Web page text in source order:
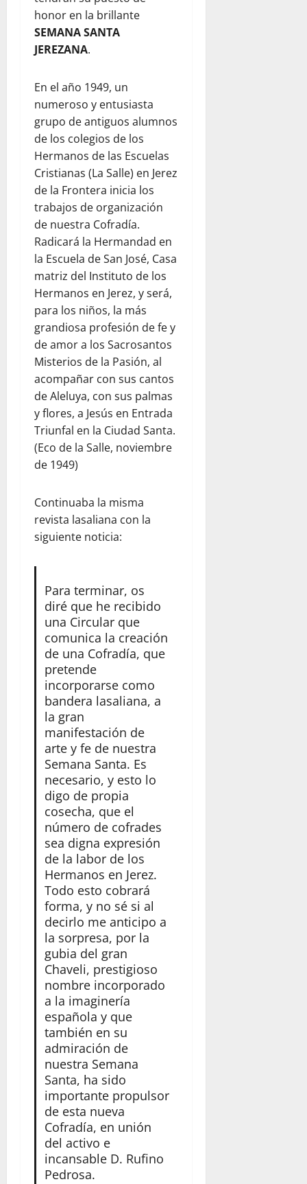
honor en la brillante
SEMANA SANTA
JEREZANA.
En el año 1949, un
numeroso y entusiasta
grupo de antiguos alumnos
de los colegios de los
Hermanos de las Escuelas
Cristianas (La Salle) en Jerez
de la Frontera inicia los
trabajos de organización
de nuestra Cofradía.
Radicará la Hermandad en
la Escuela de San José, Casa
matriz del Instituto de los
Hermanos en Jerez, y será,
para los niños, la más
grandiosa profesión de fe y
de amor a los Sacrosantos
Misterios de la Pasión, al
acompañar con sus cantos
de Aleluya, con sus palmas
y flores, a Jesús en Entrada
Triunfal en la Ciudad Santa.
(Eco de la Salle, noviembre
de 1949)
Continuaba la misma
revista lasaliana con la
siguiente noticia:
Para terminar, os
diré que he recibido
una Circular que
comunica la creación
de una Cofradía, que
pretende
incorporarse como
bandera lasaliana, a
la gran
manifestación de
arte y fe de nuestra
Semana Santa. Es
necesario, y esto lo
digo de propia
cosecha, que el
número de cofrades
sea digna expresión
de la labor de los
Hermanos en Jerez.
Todo esto cobrará
forma, y no sé si al
decirlo me anticipo a
la sorpresa, por la
gubia del gran
Chaveli, prestigioso
nombre incorporado
a la imaginería
española y que
también en su
admiración de
nuestra Semana
Santa, ha sido
importante propulsor
de esta nueva
Cofradía, en unión
del activo e
incansable D. Rufino
Pedrosa.